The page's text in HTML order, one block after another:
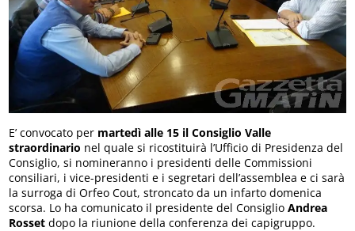
E’ convocato per martedì alle 15 il Consiglio Valle
straordinario nel quale si ricostituirà l’Ufficio di Presidenza del
Consiglio, si nomineranno i presidenti delle Commissioni
consiliari, i vice-presidenti e i segretari dell’assemblea e ci sarà
la surroga di Orfeo Cout, stroncato da un infarto domenica
scorsa. Lo ha comunicato il presidente del ConsiglioAndrea
Rosset dopo la riunione della conferenza dei capigruppo.